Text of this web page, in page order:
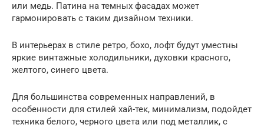
или медь. Патина на темных фасадах может
гармонировать с таким дизайном техники.
В интерьерах в стиле ретро, бохо, лофт будут уместны
яркие винтажные холодильники, духовки красного,
желтого, синего цвета.
Для большинства современных направлений, в
особенности для стилей хай-тек, минимализм, подойдет
техника белого, черного цвета или под металлик, с